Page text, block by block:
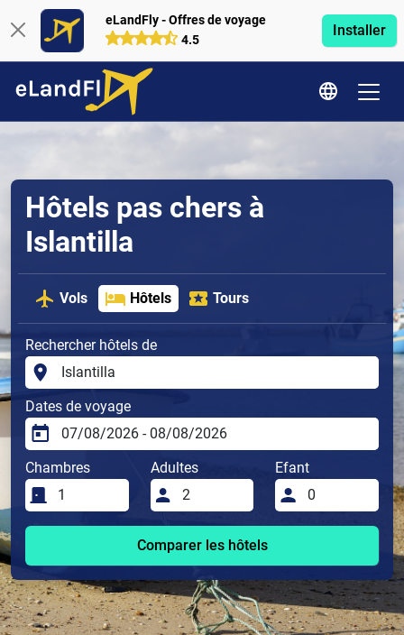
eLandFly - Offres de voyage
4.5
Installer
Hôtels pas chers à
Islantilla
Vols Hôtels Tours
Rechercher hôtels de
Dates de voyage
Chambres Adultes Efant
Comparer les hôtels